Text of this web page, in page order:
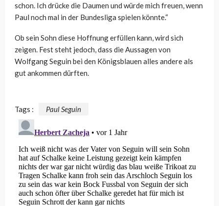
schon. Ich drücke die Daumen und würde mich freuen, wenn
Paul noch mal in der Bundesliga spielen könnte.“
Ob sein Sohn diese Hoffnung erfüllen kann, wird sich
zeigen. Fest steht jedoch, dass die Aussagen von
Wolfgang Seguin bei den Königsblauen alles andere als
gut ankommen dürften.
Tags : Paul Seguin